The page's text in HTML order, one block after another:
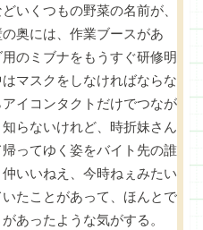
いくつもの野菜の名前が、
奥には、作業ブースがあ
のミブナをもうすぐ研修明
マスクをしなければならな
イコンタクトだけでつなが
らないけれど、時折妹さん
ってゆく姿をバイト先の誰
いいねえ、今時ねぇみたい
たことがあって、ほんとで
あったような気がする。